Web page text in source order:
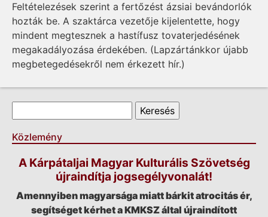
Feltételezések szerint a fertőzést ázsiai bevándorlók
hozták be. A szaktárca vezetője kijelentette, hogy
mindent megtesznek a hastífusz tovaterjedésének
megakadályozása érdekében. (Lapzártánkkor újabb
megbetegedésekről nem érkezett hír.)
Keresés űrlap
Közlemény
A Kárpátaljai Magyar Kulturális Szövetség
újraindítja jogsegélyvonalát!
Amennyiben magyarsága miatt bárkit atrocitás ér,
segítséget kérhet a KMKSZ által újraindított